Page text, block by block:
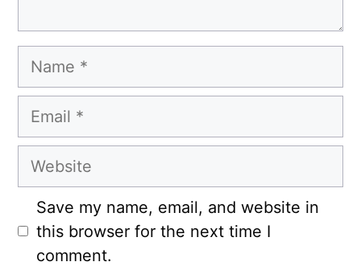
Name
Email
Website
Save my name, email, and website in
this browser for the next time I
comment.